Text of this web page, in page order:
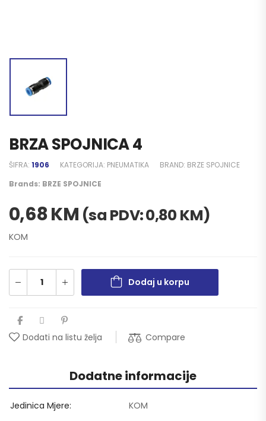
BRZA SPOJNICA 4
ŠIFRA: 1906 KATEGORIJA: PNEUMATIKA BRAND: BRZE SPOJNICE
Brands: BRZE SPOJNICE
0,68KM (sa PDV:0,80 KM)
KOM
Dodaj u korpu
Dodati na listu želja Compare
Dodatne informacije
Jedinica Mjere KOM